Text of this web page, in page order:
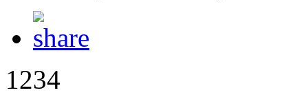
1234